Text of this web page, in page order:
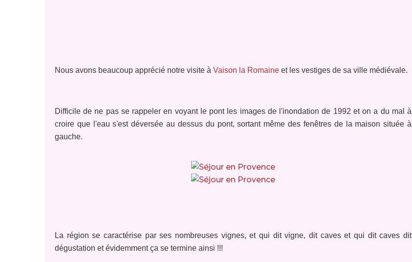
Nous avons beaucoup apprécié notre visite à Vaison la Romaine et les vestiges de sa ville médiévale.
Difficile de ne pas se rappeler en voyant le pont les images de l'inondation de 1992 et on a du mal à
croire que l'eau s'est déversée au dessus du pont, sortant même des fenêtres de la maison située à
gauche.
La région se caractérise par ses nombreuses vignes, et qui dit vigne, dit caves et qui dit caves dit
dégustation et évidemment ça se termine ainsi !!!